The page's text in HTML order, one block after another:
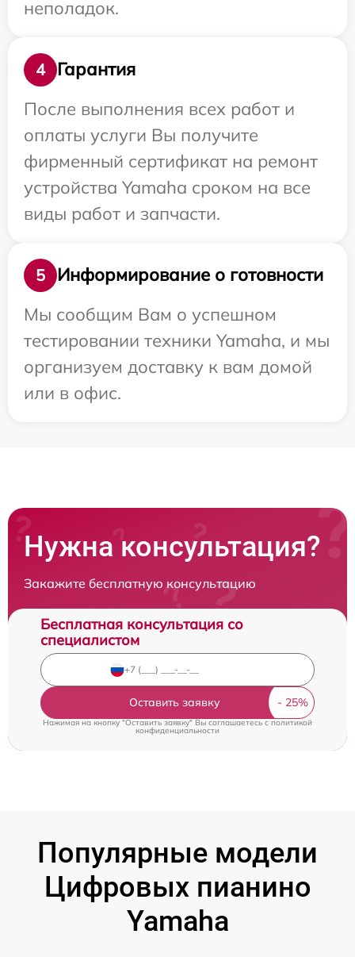
неполадок.
4
Гарантия
После выполнения всех работ и
оплаты услуги Вы получите
фирменный сертификат на ремонт
устройства Yamaha сроком на все
виды работ и запчасти.
5
Информирование о готовности
Мы сообщим Вам о успешном
тестировании техники Yamaha, и мы
организуем доставку к вам домой
или в офис.
Нужна консультация?
Закажите бесплатную консультацию
Бесплатная консультация со
специалистом
Оставить заявку
Нажимая на кнопку "Оставить заявку" Вы соглашаетесь cполитикой
конфиденциальности
Популярные модели
Цифровых пианино
Yamaha